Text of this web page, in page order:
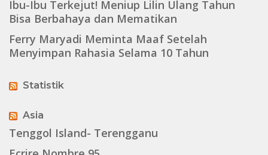
Ibu-Ibu Terkejut! Meniup Lilin Ulang Tahun
Bisa Berbahaya dan Mematikan
Ferry Maryadi Meminta Maaf Setelah
Menyimpan Rahasia Selama 10 Tahun
Statistik
Asia
Tenggol Island- Terengganu